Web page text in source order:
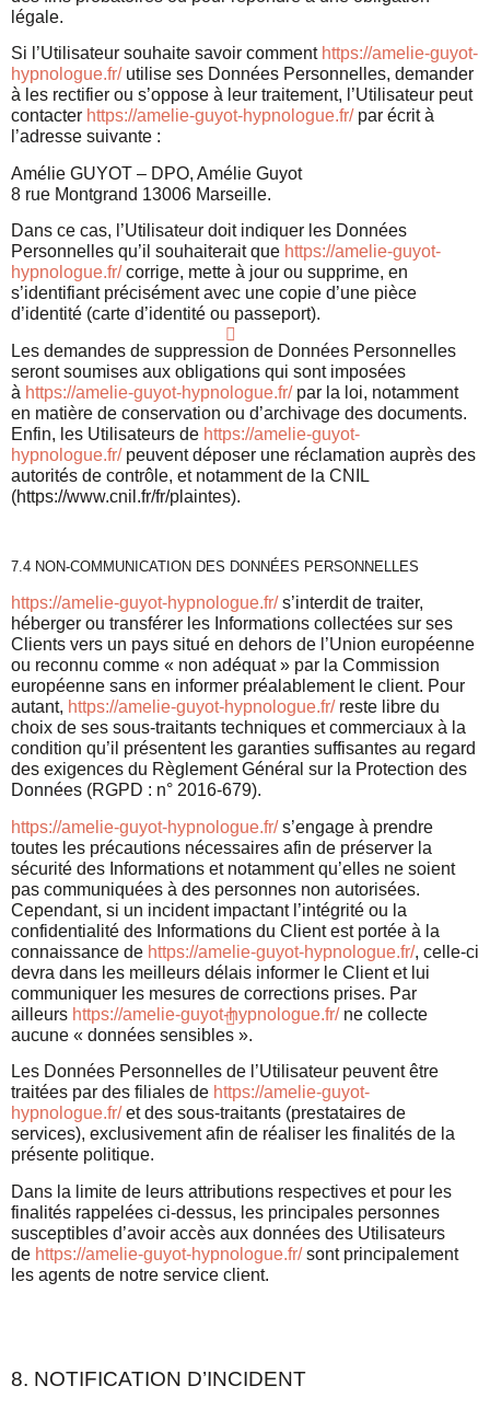
légale.
Si l’Utilisateur souhaite savoir comment https://amelie-guyot-
hypnologue.fr/ utilise ses Données Personnelles, demander
à les rectifier ou s’oppose à leur traitement, l’Utilisateur peut
contacter https://amelie-guyot-hypnologue.fr/ par écrit à
l’adresse suivante :
Amélie GUYOT – DPO, Amélie Guyot
8 rue Montgrand 13006 Marseille.
Dans ce cas, l’Utilisateur doit indiquer les Données
Personnelles qu’il souhaiterait que https://amelie-guyot-
hypnologue.fr/corrige, mette à jour ou supprime, en
s’identifiant précisément avec une copie d’une pièce
d’identité (carte d’identité ou passeport).
Les demandes de suppression de Données Personnelles
seront soumises aux obligations qui sont imposées
à https://amelie-guyot-hypnologue.fr/par la loi, notamment
en matière de conservation ou d’archivage des documents.
Enfin, les Utilisateurs de https://amelie-guyot-
hypnologue.fr/peuvent déposer une réclamation auprès des
autorités de contrôle, et notamment de la CNIL
(https://www.cnil.fr/fr/plaintes).
7.4 NON-COMMUNICATION DES DONNÉES PERSONNELLES
https://amelie-guyot-hypnologue.fr/s’interdit de traiter,
héberger ou transférer les Informations collectées sur ses
Clients vers un pays situé en dehors de l’Union européenne
ou reconnu comme « non adéquat » par la Commission
européenne sans en informer préalablement le client. Pour
autant, https://amelie-guyot-hypnologue.fr/reste libre du
choix de ses sous-traitants techniques et commerciaux à la
condition qu’il présentent les garanties suffisantes au regard
des exigences du Règlement Général sur la Protection des
Données (RGPD : n° 2016-679).
https://amelie-guyot-hypnologue.fr/s’engage à prendre
toutes les précautions nécessaires afin de préserver la
sécurité des Informations et notamment qu’elles ne soient
pas communiquées à des personnes non autorisées.
Cependant, si un incident impactant l’intégrité ou la
confidentialité des Informations du Client est portée à la
connaissance de https://amelie-guyot-hypnologue.fr/, celle-ci
devra dans les meilleurs délais informer le Client et lui
communiquer les mesures de corrections prises. Par
ailleurs https://amelie-guyot-hypnologue.fr/ne collecte
aucune « données sensibles ».
Les Données Personnelles de l’Utilisateur peuvent être
traitées par des filiales de https://amelie-guyot-
hypnologue.fr/et des sous-traitants (prestataires de
services), exclusivement afin de réaliser les finalités de la
présente politique.
Dans la limite de leurs attributions respectives et pour les
finalités rappelées ci-dessus, les principales personnes
susceptibles d’avoir accès aux données des Utilisateurs
de https://amelie-guyot-hypnologue.fr/sont principalement
les agents de notre service client.
8. NOTIFICATION D’INCIDENT